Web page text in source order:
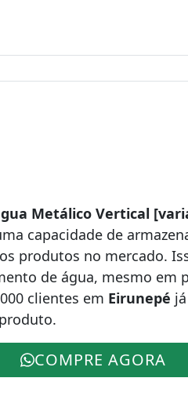
Metálico Vertical
capacidade de
produtos no mercado.
de água, mesmo em
clientes em Eirunepé
COMPRE AGORA